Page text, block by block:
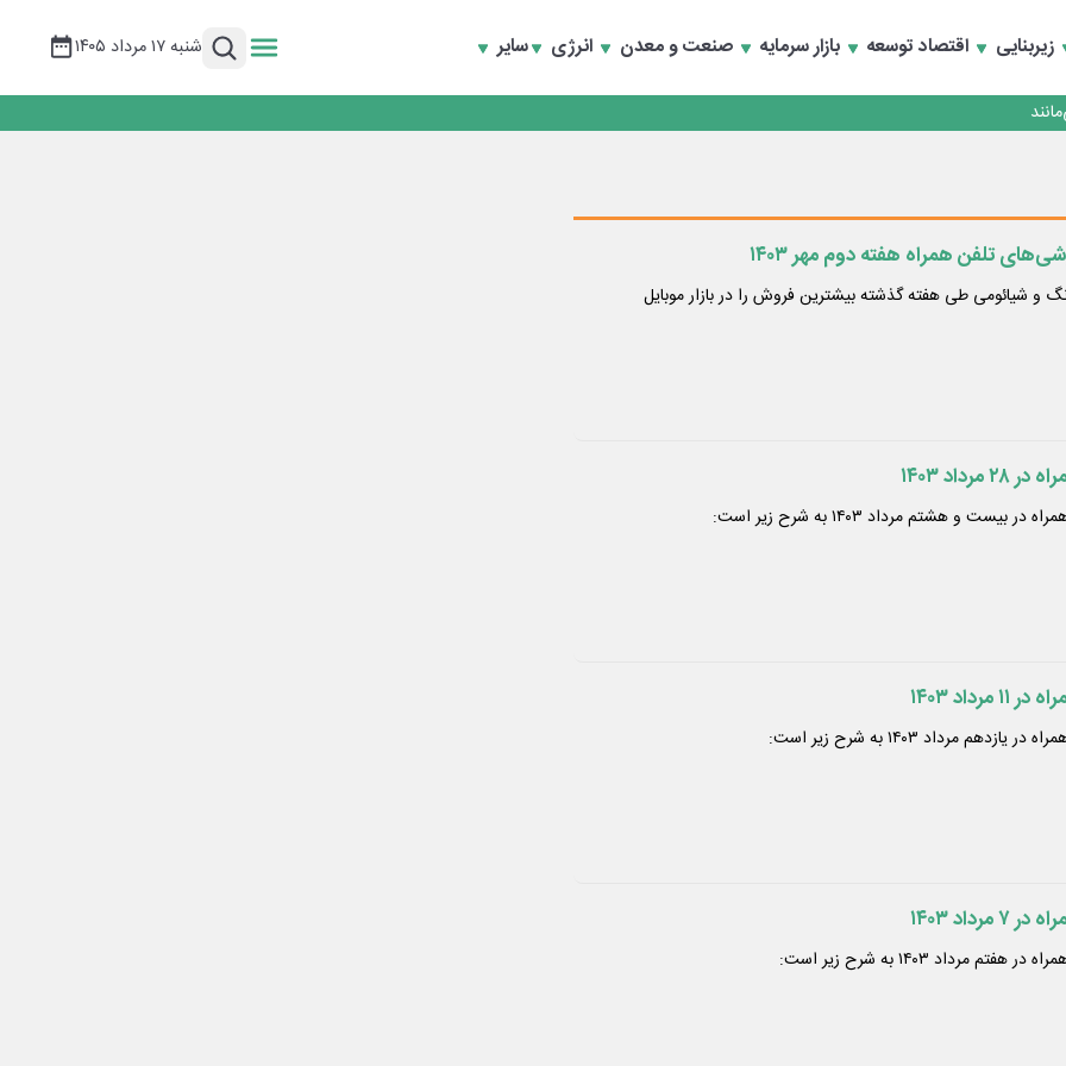
زیربنایی اقتصاد توسعه بازار سرمایه صنعت و معدن انرژی سایر شنبه ۱۷ مرداد ۱۴۰۵
تلفن همراه هفته دوم مهر ۱۴۰۳
و شیائومی طی هفته گذشته بیشترین فروش را در بازار موبایل
۱۴۰۳
و هشتم مرداد ۱۴۰۳ به شرح زیر است:
۱۴۰۳
مرداد ۱۴۰۳ به شرح زیر است:
۱۴۰۳
۱۴۰۳ به شرح زیر است: